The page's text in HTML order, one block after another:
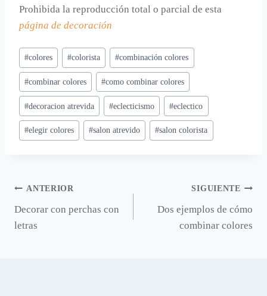
Prohibida la reproducción total o parcial de esta
página de decoración
Etiquetas
de
la
entrada:
#colores #colorista #combinación colores
#combinar colores #como combinar colores
#decoracion atrevida #eclecticismo #eclectico
#elegir colores #salon atrevido #salon colorista
Navegación
de
ANTERIOR
Decorar con perchas con
letras
SIGUIENTE
Dos ejemplos de cómo
combinar colores